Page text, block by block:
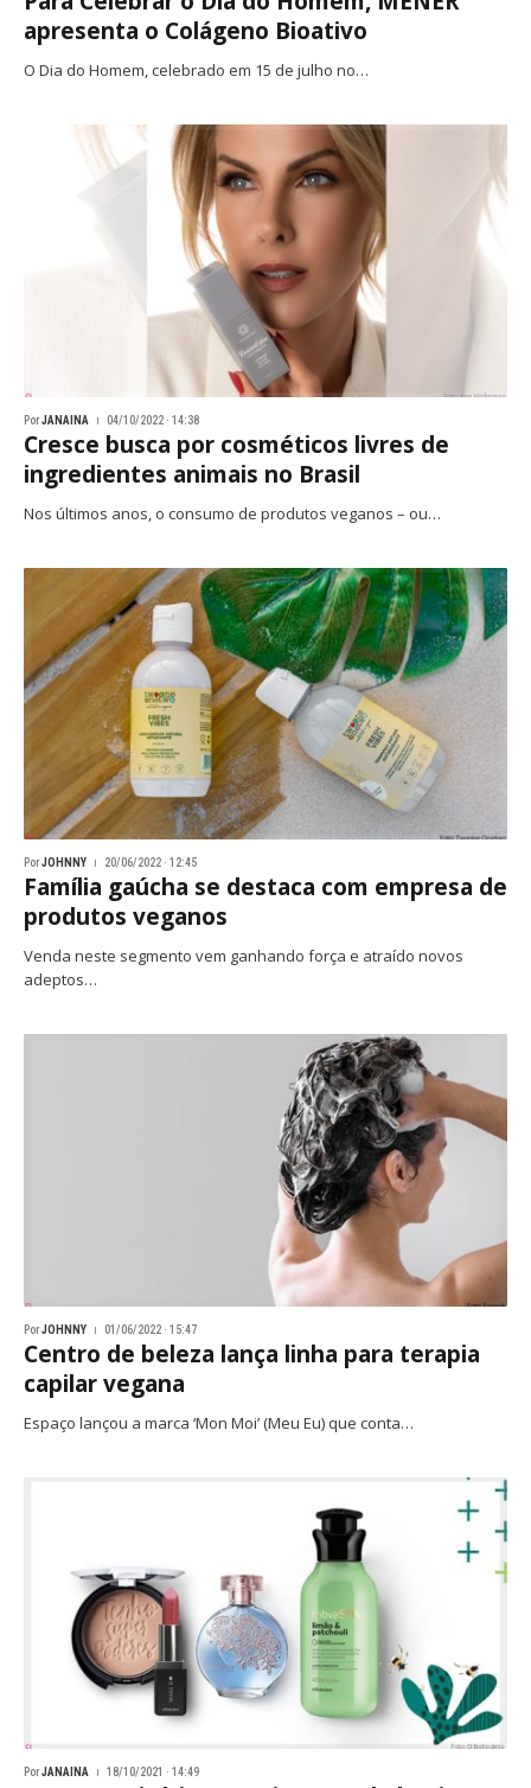
apresenta o Colágeno Bioativo
O Dia do Homem, celebrado em 15 de julho no…
PorJANAINA 04/10/2022 · 14:38
Cresce busca por cosméticos livres de
ingredientes animais no Brasil
Nos últimos anos, o consumo de produtos veganos – ou…
PorJOHNNY 20/06/2022 · 12:45
Família gaúcha se destaca com empresa de
produtos veganos
Venda neste segmento vem ganhando força e atraído novos
adeptos…
PorJOHNNY 01/06/2022 · 15:47
Centro de beleza lança linha para terapia
capilar vegana
Espaço lançou a marca ‘Mon Moi’ (Meu Eu) que conta…
PorJANAINA 18/10/2021 · 14:49